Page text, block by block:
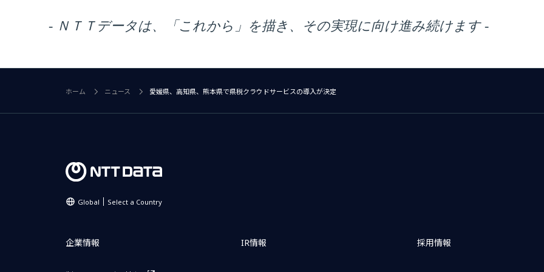
- ＮＴＴデータは、「これから」を描き、その実現に向け進み続けます -
ホーム ニュース 愛媛県、高知県、熊本県で県税クラウドサービスの導入が決定
Global Select a Country
企業情報 IR情報 採用情報